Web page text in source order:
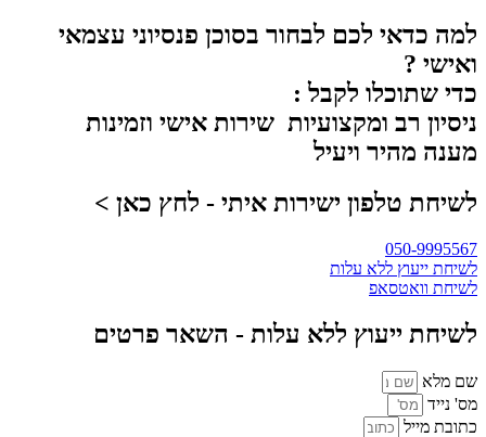
למה כדאי לכם לבחור בסוכן פנסיוני עצמאי
ואישי ?
כדי שתוכלו לקבל :
ניסיון רב ומקצועיות שירות אישי וזמינות
מענה מהיר ויעיל
לשיחת טלפון ישירות איתי - לחץ כאן >
050-9995567
לשיחת ייעוץ ללא עלות
לשיחת וואטסאפ
לשיחת ייעוץ ללא עלות - השאר פרטים
שם מלא
מס' נייד
כתובת מייל